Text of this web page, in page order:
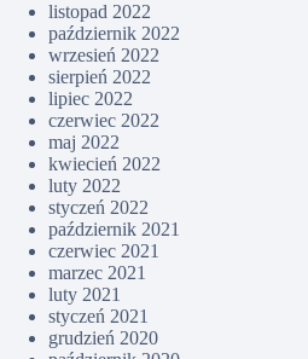
listopad 2022
październik 2022
wrzesień 2022
sierpień 2022
lipiec 2022
czerwiec 2022
maj 2022
kwiecień 2022
luty 2022
styczeń 2022
październik 2021
czerwiec 2021
marzec 2021
luty 2021
styczeń 2021
grudzień 2020